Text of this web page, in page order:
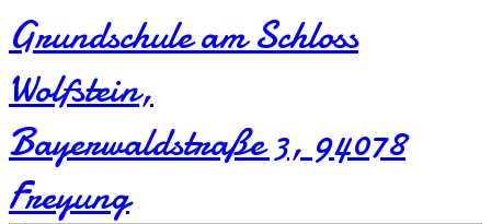
Grundschule am Schloss
Wolfstein​,
Bayerwaldstraße 3, 94078
Freyung